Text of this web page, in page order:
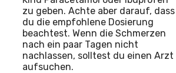
zu geben. Achte aber darauf, dass
du die empfohlene Dosierung
beachtest. Wenn die Schmerzen
nach ein paar Tagen nicht
nachlassen, solltest du einen Arzt
aufsuchen.